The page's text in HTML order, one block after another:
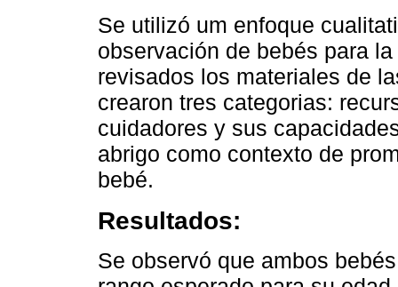
Se utilizó um enfoque
observación de bebés para
revisados los materiales de
crearon tres categorias:
cuidadores y sus
abrigo como contexto de
bebé.
Resultados:
Se observó que ambos